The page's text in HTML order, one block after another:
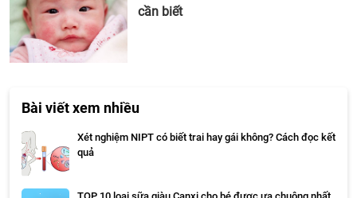
cần biết
Bài viết xem nhiều
Xét nghiệm NIPT có biết trai hay gái không? Cách đọc kết
quả